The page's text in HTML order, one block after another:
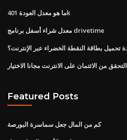
ما هو معدل العودة 401k
معدل شراء أسفل برنامج drivetime
تحميل بطاقة النقطة الخضراء عبر الإنترنت؟
التحقق من الائتمان على الانترنت مجانا الاختيار
Featured Posts
كم من المال جعل سماسرة البورصة